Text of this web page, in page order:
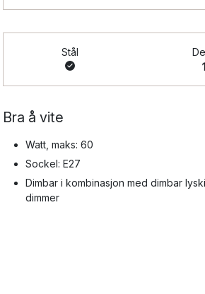
Stål
Bra å vite
Watt, maks: 60
Sockel: E27
Dimbar i kombinasjon med dimbar
dimmer